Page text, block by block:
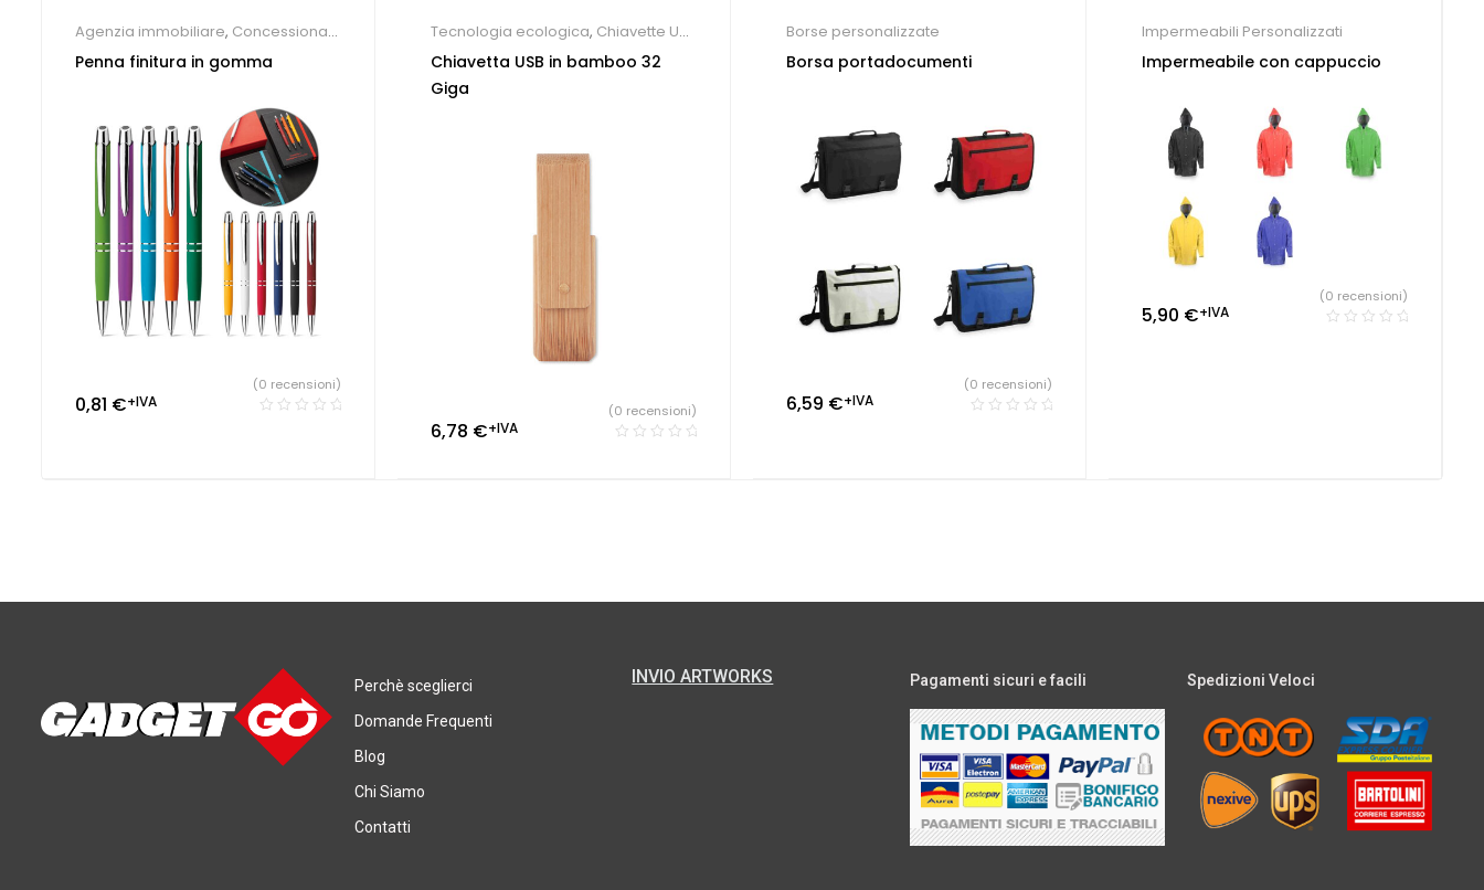
Agenzia immobiliare, Concessionari
auto e meccanici, Farmacie
Penne Personalizzate
Penna finitura in gomma
0,81 €+IVA
(0 recensioni)
Tecnologia ecologica, Chiavette USB
economiche
Chiavetta USB in bamboo 32
Giga
6,78 €+IVA
(0 recensioni)
Borse personalizzate
Borsa portadocumenti
6,59 €+IVA
(0 recensioni)
Impermeabili Personalizzati
Impermeabile con cappuccio
5,90 €+IVA
(0 recensioni)
Perchè sceglierci
Domande Frequenti
Blog
Chi Siamo
Contatti
INVIO ARTWORKS Pagamenti sicuri e facili Spedizioni Veloci